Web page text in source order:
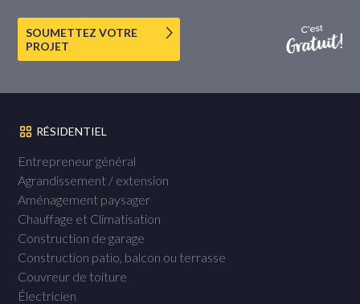
SOUMETTEZ VOTRE
PROJET
RÉSIDENTIEL
Entrepreneur général
Agrandissement / extension
Aménagement paysager
Chauffage et Climatisation
Construction de garage
Construction patio, balcon ou terrasse
Couvreur de toiture
Électricien